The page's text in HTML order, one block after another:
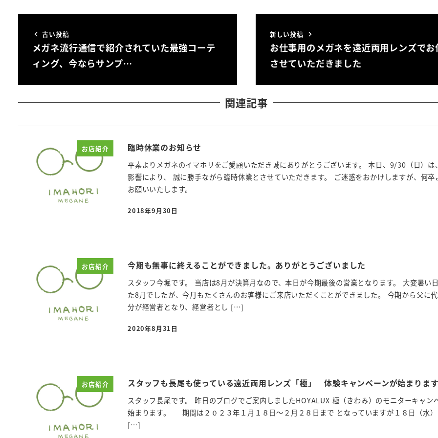
古い投稿
メガネ流行通信で紹介されていた最強コーテ
ィング、今ならサンプ…
新しい投稿
お仕事用のメガネを遠近両用レンズでお
させていただきました
関連記事
お店紹介 臨時休業のお知らせ
平素よりメガネのイマホリをご愛顧いただき誠にありがとうございます。 本日、9/30（日）は
影響により、 誠に勝手ながら臨時休業とさせていただきます。 ご迷惑をおかけしますが、何卒
お願いいたします。
投稿日
2018年9月30日
お店紹介 今期も無事に終えることができました。ありがとうございました
スタッフ今堀です。 当店は8月が決算月なので、本日が今期最後の営業となります。 大変暑い
た8月でしたが、今月もたくさんのお客様にご来店いただくことができました。 今期から父に
分が経営者となり、経営者とし […]
投稿日
2020年8月31日
お店紹介 スタッフも長尾も使っている遠近両用レンズ「極」 体験キャンペーンが始まりま
スタッフ長尾です。 昨日のブログでご案内しましたHOYALUX 極（きわみ）のモニターキャン
始まります。 期間は２０２３年１月１８日～２月２８日まで となっていますが１８日（水）
[…]